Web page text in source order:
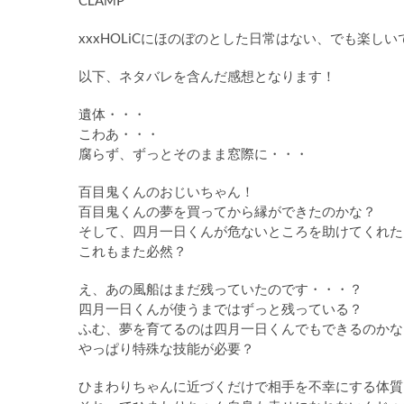
xxxHOLiCにほのぼのとした日常はない、でも楽しい
以下、ネタバレを含んだ感想となります！
遺体・・・
こわあ・・・
腐らず、ずっとそのまま窓際に・・・
百目鬼くんのおじいちゃん！
百目鬼くんの夢を買ってから縁ができたのかな？
そして、四月一日くんが危ないところを助けてくれた
これもまた必然？
え、あの風船はまだ残っていたのです・・・？
四月一日くんが使うまではずっと残っている？
ふむ、夢を育てるのは四月一日くんでもできるのかな
やっぱり特殊な技能が必要？
ひまわりちゃんに近づくだけで相手を不幸にする体質